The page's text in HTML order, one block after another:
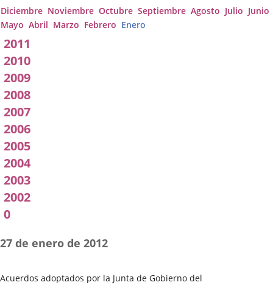
Diciembre Noviembre Octubre Septiembre Agosto Julio Junio
Mayo Abril Marzo Febrero Enero
2011
2010
2009
2008
2007
2006
2005
2004
2003
2002
0
Acuerdos adoptados por la Junta de Gobierno del
27 de enero de 2012